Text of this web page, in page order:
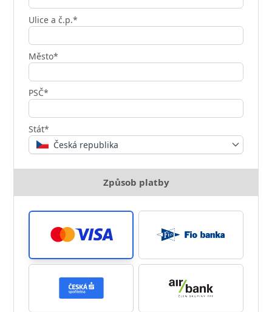
Ulice a č.p.*
Město*
PSČ*
Stát*
Česká republika
Způsob platby